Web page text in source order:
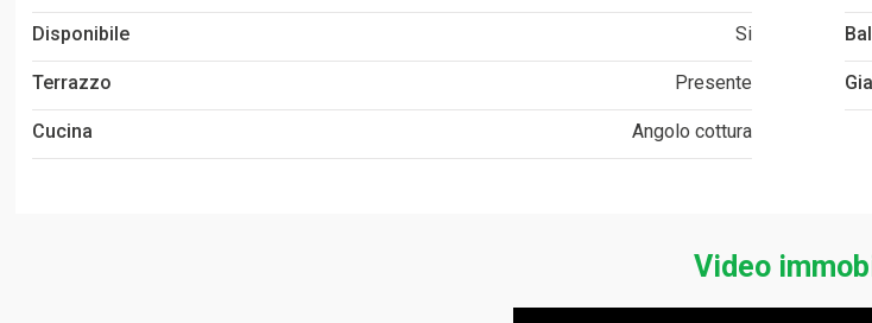
Disponibile Si
Terrazzo Presente
Cucina Angolo cottura
Video